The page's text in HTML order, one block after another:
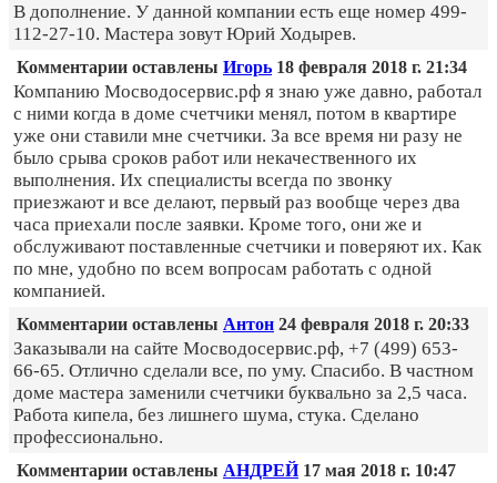
В дополнение. У данной компании есть еще номер 499-
112-27-10. Мастера зовут Юрий Ходырев.
Комментарии оставлены Игорь 18 февраля 2018 г. 21:34
Компанию Мосводосервис.рф я знаю уже давно, работал
с ними когда в доме счетчики менял, потом в квартире
уже они ставили мне счетчики. За все время ни разу не
было срыва сроков работ или некачественного их
выполнения. Их специалисты всегда по звонку
приезжают и все делают, первый раз вообще через два
часа приехали после заявки. Кроме того, они же и
обслуживают поставленные счетчики и поверяют их. Как
по мне, удобно по всем вопросам работать с одной
компанией.
Комментарии оставлены Антон 24 февраля 2018 г. 20:33
Заказывали на сайте Мосводосервис.рф, +7 (499) 653-
66-65. Отлично сделали все, по уму. Спасибо. В частном
доме мастера заменили счетчики буквально за 2,5 часа.
Работа кипела, без лишнего шума, стука. Сделано
профессионально.
Комментарии оставлены АНДРЕЙ17 мая 2018 г. 10:47